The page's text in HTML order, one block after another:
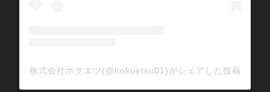
株式会社ホクエツ(@hokuetsu01)がシェアした投稿